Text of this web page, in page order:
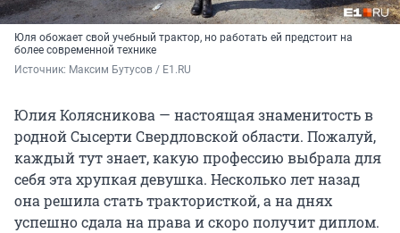
Юля обожает свой учебный трактор, но работать ей предстоит на
более современной технике
Источник: Максим Бутусов / E1.RU
Юлия Колясникова — настоящая знаменитость в
родной Сысерти Свердловской области. Пожалуй,
каждый тут знает, какую профессию выбрала для
себя эта хрупкая девушка. Несколько лет назад
она решила стать трактористкой, а на днях
успешно сдала на права и скоро получит диплом.